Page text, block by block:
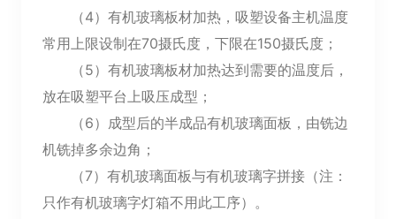
（4）有机玻璃板材加热，吸塑设备主机温度
常用上限设制在70摄氏度，下限在150摄氏度；
（5）有机玻璃板材加热达到需要的温度后，
放在吸塑平台上吸压成型；
（6）成型后的半成品有机玻璃面板，由铣边
机铣掉多余边角；
（7）有机玻璃面板与有机玻璃字拼接（注：
只作有机玻璃字灯箱不用此工序）。